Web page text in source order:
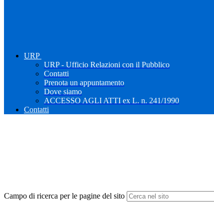
URP
URP - Ufficio Relazioni con il Pubblico
Contatti
Prenota un appuntamento
Dove siamo
ACCESSO AGLI ATTI ex L. n. 241/1990
Contatti
Campo di ricerca per le pagine del sito